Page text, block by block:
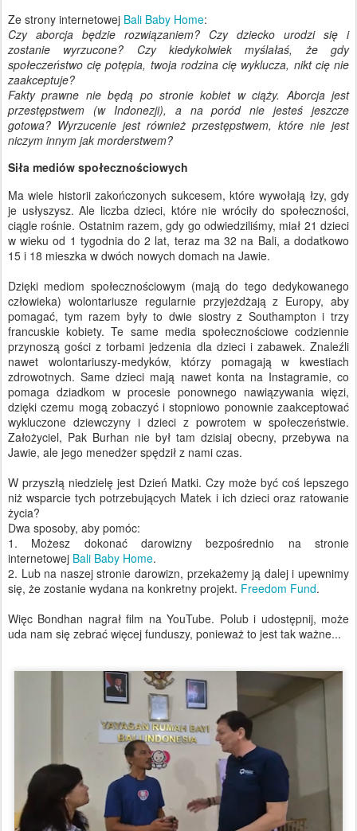
Ze strony internetowej Bali Baby Home:
Czy aborcja będzie rozwiązaniem? Czy dziecko urodzi się i
zostanie wyrzucone? Czy kiedykolwiek myślałaś, że gdy
społeczeństwo cię potępia, twoja rodzina cię wyklucza, nikt cię nie
zaakceptuje?
Fakty prawne nie będą po stronie kobiet w ciąży. Aborcja jest
przestępstwem (w Indonezji), a na poród nie jesteś jeszcze
gotowa? Wyrzucenie jest również przestępstwem, które nie jest
niczym innym jak morderstwem?
Siła mediów społecznościowych
Ma wiele historii zakończonych sukcesem, które wywołają łzy, gdy
je usłyszysz. Ale liczba dzieci, które nie wróciły do ​​społeczności,
ciągle rośnie. Ostatnim razem, gdy go odwiedziliśmy, miał 21 dzieci
w wieku od 1 tygodnia do 2 lat, teraz ma 32 na Bali, a dodatkowo
15 i 18 mieszka w dwóch nowych domach na Jawie.
Dzięki mediom społecznościowym (mają do tego dedykowanego
człowieka) wolontariusze regularnie przyjeżdżają z Europy, aby
pomagać, tym razem były to dwie siostry z Southampton i trzy
francuskie kobiety. Te same media społecznościowe codziennie
przynoszą gości z torbami jedzenia dla dzieci i zabawek. Znaleźli
nawet wolontariuszy-medyków, którzy pomagają w kwestiach
zdrowotnych. Same dzieci mają nawet konta na Instagramie, co
pomaga dziadkom w procesie ponownego nawiązywania więzi,
dzięki czemu mogą zobaczyć i stopniowo ponownie zaakceptować
wykluczone dziewczyny i dzieci z powrotem w społeczeństwie.
Założyciel, Pak Burhan nie był tam dzisiaj obecny, przebywa na
Jawie, ale jego menedżer spędził z nami czas.
W przyszłą niedzielę jest Dzień Matki. Czy może być coś lepszego
niż wsparcie tych potrzebujących Matek i ich dzieci oraz ratowanie
życia?
Dwa sposoby, aby pomóc:
1. Możesz dokonać darowizny bezpośrednio na stronie
internetowej Bali Baby Home.
2. Lub na naszej stronie darowizn, przekażemy ją dalej i upewnimy
się, że zostanie wydana na konkretny projekt. Freedom Fund.
Więc Bondhan nagrał film na YouTube. Polub i udostępnij, może
uda nam się zebrać więcej funduszy, ponieważ to jest tak ważne...